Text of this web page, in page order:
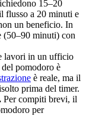
15–20
flusso a 20 minuti e
un beneficio. In
(50–90 minuti) con
lavori in un ufficio
pomodoro è
è reale, ma il
prima del timer.
Per compiti brevi, il
per